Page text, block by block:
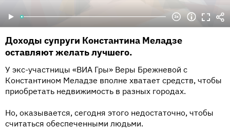
Доходы супруги Константина Меладзе
оставляют желать лучшего.
У экс-участницы «ВИА Гры» Веры Брежневой с
Константином Меладзе вполне хватает средств, чтобы
приобретать недвижимость в разных городах.
Но, оказывается, сегодня этого недостаточно, чтобы
считаться обеспеченными людьми.